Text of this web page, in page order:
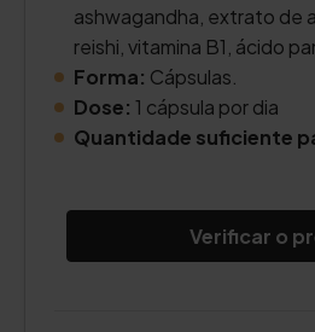
ashwagandha, extrato de
reishi, vitamina B1, ácido
Forma: Cápsulas.
Dose: 1 cápsula por dia
Quantidade suficiente
Verificar o